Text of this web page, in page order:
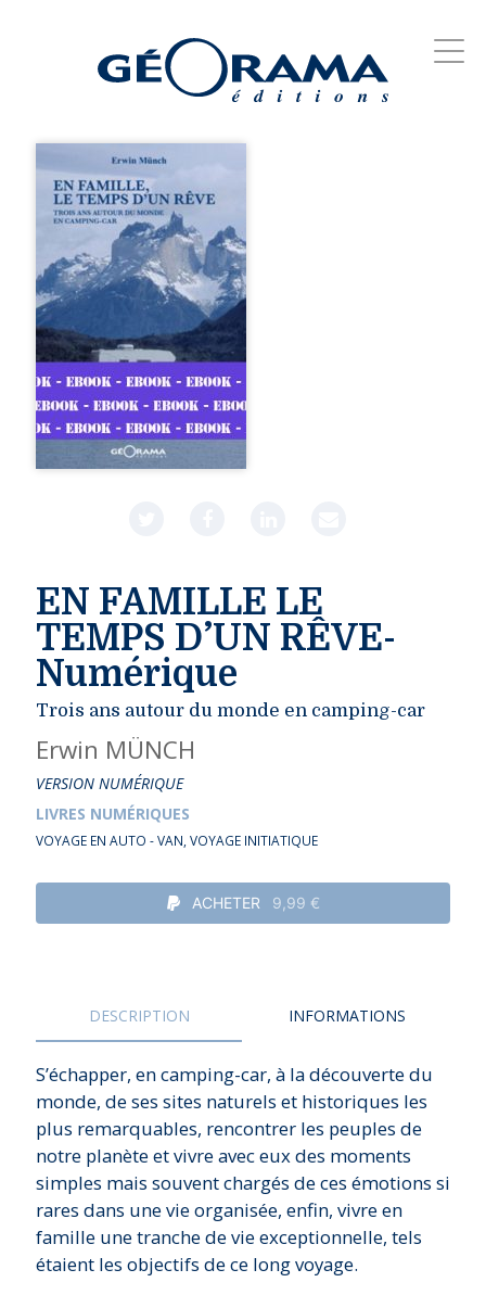
EN FAMILLE LE
TEMPS D’UN RÊVE-
Numérique
Trois ans autour du monde en camping-car
Erwin MÜNCH
VERSION NUMÉRIQUE
LIVRES NUMÉRIQUES
VOYAGE EN AUTO - VAN, VOYAGE INITIATIQUE
ACHETER 9,99 €
DESCRIPTION INFORMATIONS
S’échapper, en camping-car, à la découverte du
monde, de ses sites naturels et historiques les
plus remarquables, rencontrer les peuples de
notre planète et vivre avec eux des moments
simples mais souvent chargés de ces émotions si
rares dans une vie organisée, enfin, vivre en
famille une tranche de vie exceptionnelle, tels
étaient les objectifs de ce long voyage.